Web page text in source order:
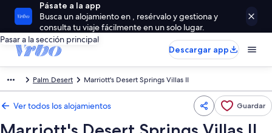
Pásate a la app
Busca un alojamiento en , resérvalo y gestiona y
consulta tu viaje fácilmente en un solo lugar.
Pasar a la sección principal
Descargar app
Palm Desert Marriott's Desert Springs Villas II
Ver todos los alojamientos Guardar